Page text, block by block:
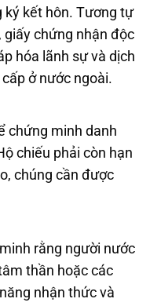
ký kết hôn. Tương tự
giấy chứng nhận độc
hóa lãnh sự và dịch
ở nước ngoài.
chứng minh danh
chiếu phải còn hạn
chúng cần được
rằng người nước
thần hoặc các
nhận thức và